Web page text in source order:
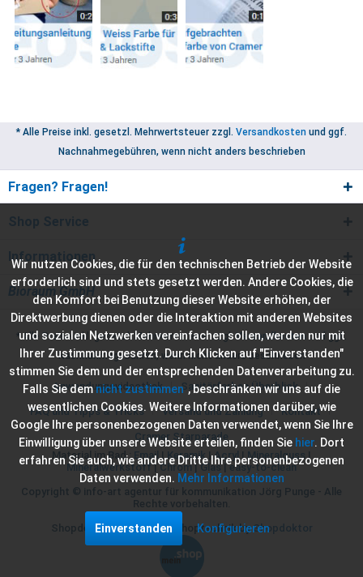
* Alle Preise inkl. gesetzl. Mehrwertsteuer zzgl. Versandkosten und ggf.
Nachnahmegebühren, wenn nicht anders beschrieben
Fragen? Fragen!
Shop Service
Informationen
Bioraum GmbH
* Alle Preise inkl. gesetzl. Mehrwertsteuer zzgl.Versandkosten und ggf.
Nachnahmegebühren, wenn nicht anders beschrieben
Anwendungsvideothek Sanitärfarben Überblick
FAQ und Tipps & Tricks Versand und Zahlung Kontakt
Cramer Starparade
Material im Bad :Email |Keramik|Acryl|Mineralguss|
Mineralwerkstoff|Chrom|Glas|easy-to-clean
Copyright © info-art agentur für kommunikation Jörg Punge - Alle
Rechte vorbehalten.
Shopdesign byInfo-Art| Shoptechnik byShopdoktor
Wir nutzen Cookies, die für den technischen Betrieb der Website
erforderlich sind und stets gesetzt werden. Andere Cookies, die
den Komfort bei Benutzung dieser Website erhöhen, der
Direktwerbung dienen oder die Interaktion mit anderen Websites
und sozialen Netzwerken vereinfachen sollen, werden nur mit
Ihrer Zustimmung gesetzt. Durch Klicken auf "Einverstanden"
stimmen Sie dem und der entsprechenden Datenverarbeitung zu.
Falls Sie demnicht zustimmen , beschränken wir uns auf die
wesentlichen Cookies. Weitere Informationen darüber, wie
Google Ihre personenbezogenen Daten verwendet, wenn Sie Ihre
Einwilligung über unsere Website erteilen, finden Sie hier. Dort
erfahren Sie auch, wie andere Dritte Ihre personenbezogenen
Daten verwenden. Mehr Informationen
Einverstanden Konfigurieren